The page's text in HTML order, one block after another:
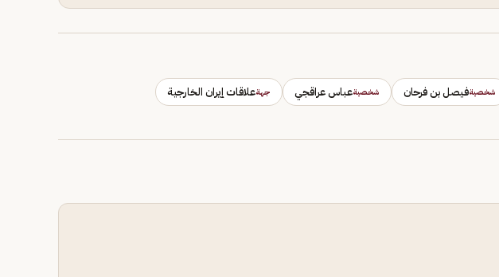
شخصيةفيصل بن فرحان شخصيةعباس عراقجي جهةعلاقات إيران الخارجية